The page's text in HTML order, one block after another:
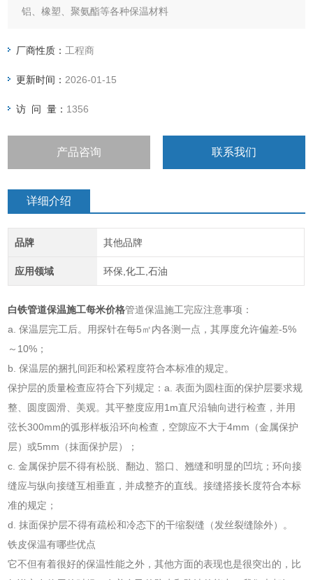
铝、橡塑、聚氨酯等各种保温材料
厂商性质： 工程商
更新时间： 2026-01-15
访 问 量： 1356
产品咨询 联系我们
详细介绍
品牌 其他品牌
应用领域 环保,化工,石油
白铁管道保温施工每米价格管道保温施工完应注意事项：
a. 保温层完工后。用探针在每5㎡内各测一点，其厚度允许偏差-5%
～10%；
b. 保温层的捆扎间距和松紧程度符合本标准的规定。
保护层的质量检查应符合下列规定：a. 表面为圆柱面的保护层要求规
整、圆度圆滑、美观。其平整度应用1m直尺沿轴向进行检查，并用
弦长300mm的弧形样板沿环向检查，空隙应不大于4mm（金属保护
层）或5mm（抹面保护层）；
c. 金属保护层不得有松脱、翻边、豁口、翘缝和明显的凹坑；环向接
缝应与纵向接缝互相垂直，并成整齐的直线。接缝搭接长度符合本标
准的规定；
d. 抹面保护层不得有疏松和冷态下的干缩裂缝（发丝裂缝除外）。
铁皮保温有哪些优点
它不但有着很好的保温性能之外，其他方面的表现也是很突出的，比